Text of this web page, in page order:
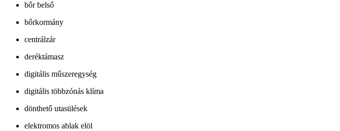
bőr belső
bőrkormány
centrálzár
deréktámasz
digitális műszeregység
digitális többzónás klíma
dönthető utasülések
elektromos ablak elöl